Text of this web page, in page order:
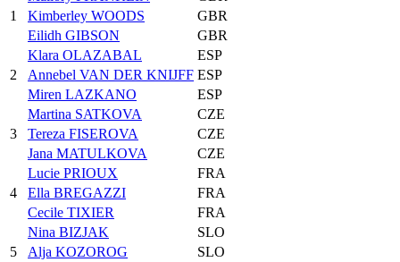
1
Kimberley WOODS
GBR
Eilidh GIBSON
GBR
2
Klara OLAZABAL
ESP
Annebel VAN DER KNIJFF ESP
Miren LAZKANO
ESP
3
Martina SATKOVA
CZE
Tereza FISEROVA
CZE
Jana MATULKOVA
CZE
4
Lucie PRIOUX
FRA
Ella BREGAZZI
FRA
Cecile TIXIER
FRA
5
Nina BIZJAK
SLO
Alja KOZOROG
SLO